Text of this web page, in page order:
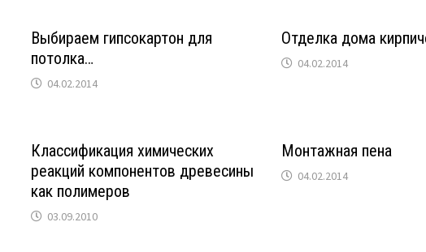
Выбираем гипсокартон для
потолка…
04.02.2014
Отделка дома
04.02.2014
Классификация химических
реакций компонентов древесины
как полимеров
03.09.2010
Монтажная пена
04.02.2014